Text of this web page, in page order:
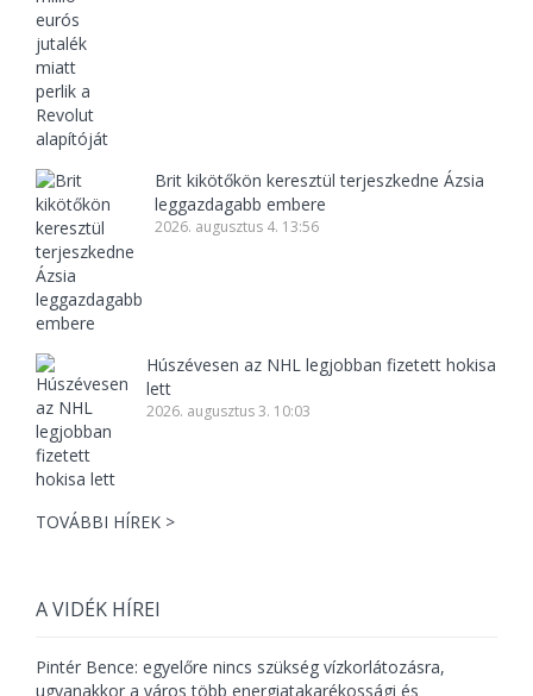
Brit kikötőkön keresztül terjeszkedne Ázsia
leggazdagabb embere
2026. augusztus 4. 13:56
Húszévesen az NHL legjobban fizetett hokisa
lett
2026. augusztus 3. 10:03
TOVÁBBI HÍREK >
A VIDÉK HÍREI
Pintér Bence: egyelőre nincs szükség vízkorlátozásra,
ugyanakkor a város több energiatakarékossági és